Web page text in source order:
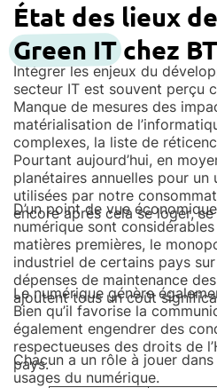
État des lieux
Green ITchez
Intégrer les enjeux du
secteur IT est souvent perçu
Manque de mesures des
matérialisation de
complexes, la liste de
Pourtant aujourd’hui, en
planétaires annuelles pour
utilisées par notre
encore après cela se loger,
D’un point de vue
numérique sont
matières premières, le
industriel de certains pays
dépenses de maintenance
ajoutent tous un coût
Le numérique génère
Bien qu’il favorise la
également engendrer des
respectueuses des droits de
pays.
Chacun a un rôle à jouer
usages du numérique.